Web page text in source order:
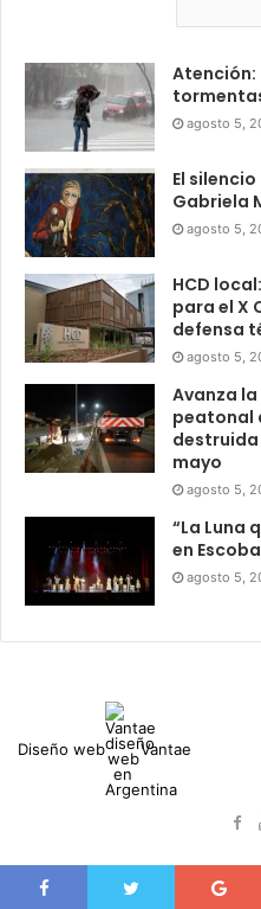
Atención:
agosto 5,
El
Gabriela
agosto 5,
HCD
para el X
defensa
agosto 5,
Avanza
peatonal
destruida
mayo
agosto 5,
“La Luna
en
agosto 5,
Diseño web Vantae